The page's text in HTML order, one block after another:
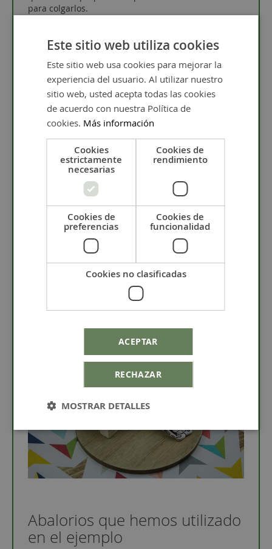
para colgarlos.
utilizarlos.
¿Qué es el Zamak?
resistencia. Es una aleación compuesta de zinc,
aluminio, cobre y magnesio.
Debido a sus
propiedades de dureza, resistencia a la corrosión y a
la suciedad es muy utilizado en bisutería, como
colgantes, bolas, cierres, charms, etc...
Para saber cómo cuidar el zamak te invitamos a que
leas el post"Como cuidar tu bisuteria" además
puedes limpiar el zamak con la
Terminal redondo 3,5 mm
Abalorios que hemos utilizado
en el ejemplo
Este sitio web utiliza cookies
Este sitio web usa cookies para mejorar la
experiencia del usuario. Al utilizar nuestro
sitio web, usted acepta todas las cookies
de acuerdo con nuestra Política de
cookies. Más información
Cookies
estrictamente
necesarias
Cookies de
rendimiento
Cookies de
preferencias
Cookies de
funcionalidad
Cookies no clasificadas
ACEPTAR
RECHAZAR
MOSTRAR DETALLES